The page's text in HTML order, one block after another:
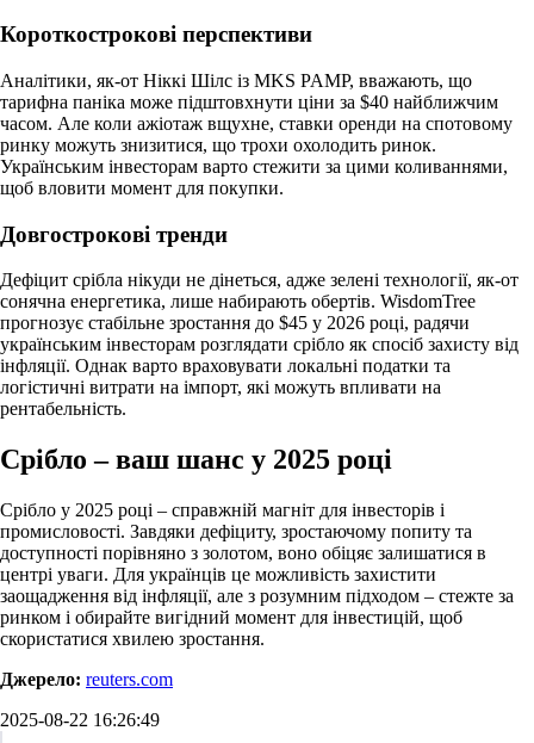
Короткострокові перспективи
Аналітики, як-от Ніккі Шілс із MKS PAMP, вважають, що
тарифна паніка може підштовхнути ціни за $40 найближчим
часом. Але коли ажіотаж вщухне, ставки оренди на спотовому
ринку можуть знизитися, що трохи охолодить ринок.
Українським інвесторам варто стежити за цими коливаннями,
щоб вловити момент для покупки.
Довгострокові тренди
Дефіцит срібла нікуди не дінеться, адже зелені технології, як-от
сонячна енергетика, лише набирають обертів. WisdomTree
прогнозує стабільне зростання до $45 у 2026 році, радячи
українським інвесторам розглядати срібло як спосіб захисту від
інфляції. Однак варто враховувати локальні податки та
логістичні витрати на імпорт, які можуть впливати на
рентабельність.
Срібло – ваш шанс у 2025 році
Срібло у 2025 році – справжній магніт для інвесторів і
промисловості. Завдяки дефіциту, зростаючому попиту та
доступності порівняно з золотом, воно обіцяє залишатися в
центрі уваги. Для українців це можливість захистити
заощадження від інфляції, але з розумним підходом – стежте за
ринком і обирайте вигідний момент для інвестицій, щоб
скористатися хвилею зростання.
Джерело: reuters.com
2025-08-22 16:26:49